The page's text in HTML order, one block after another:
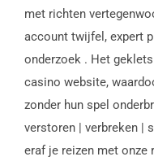
met richten
account twijfel, expert
onderzoek . Het
casino website,
zonder hun spel
verstoren | verbreken |
eraf je reizen met onze